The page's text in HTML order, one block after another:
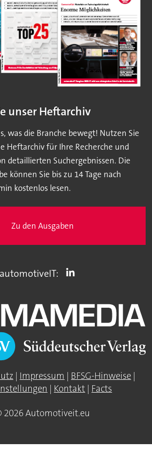
unser Heftarchiv
was die Branche bewegt! Nutzen Sie
Heftarchiv für Ihre Recherche und
detaillierten Suchergebnissen. Die
können Sie bis zu 14 Tage nach
kostenlos lesen.
Zu den Ausgaben
Impressum BFSG-Hinweise
Kontakt Facts
2026 Automotiveit.eu